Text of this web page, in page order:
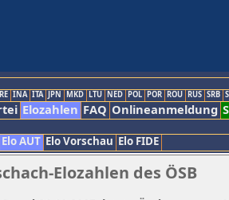
INA ITA JPN MKD LTU NED POL POR ROU RUS SRB
Elozahlen FAQ Onlineanmeldung
Elo AUT Elo Vorschau Elo FIDE
Elozahlen des ÖSB